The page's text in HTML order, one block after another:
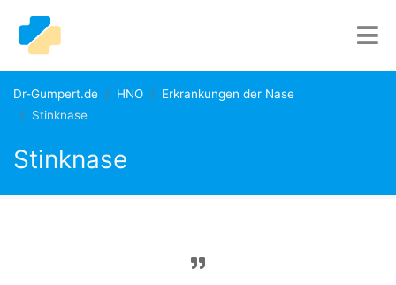
Dr-Gumpert.de HNO
Erkrankungen der Nase
Stinknase
Stinknase